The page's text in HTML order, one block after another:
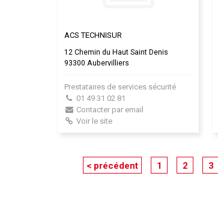
ACS TECHNISUR
12 Chemin du Haut Saint Denis
93300 Aubervilliers
Prestataires de services sécurité
01 49 31 02 81
Contacter par email
Voir le site
< précédent 1 2 3